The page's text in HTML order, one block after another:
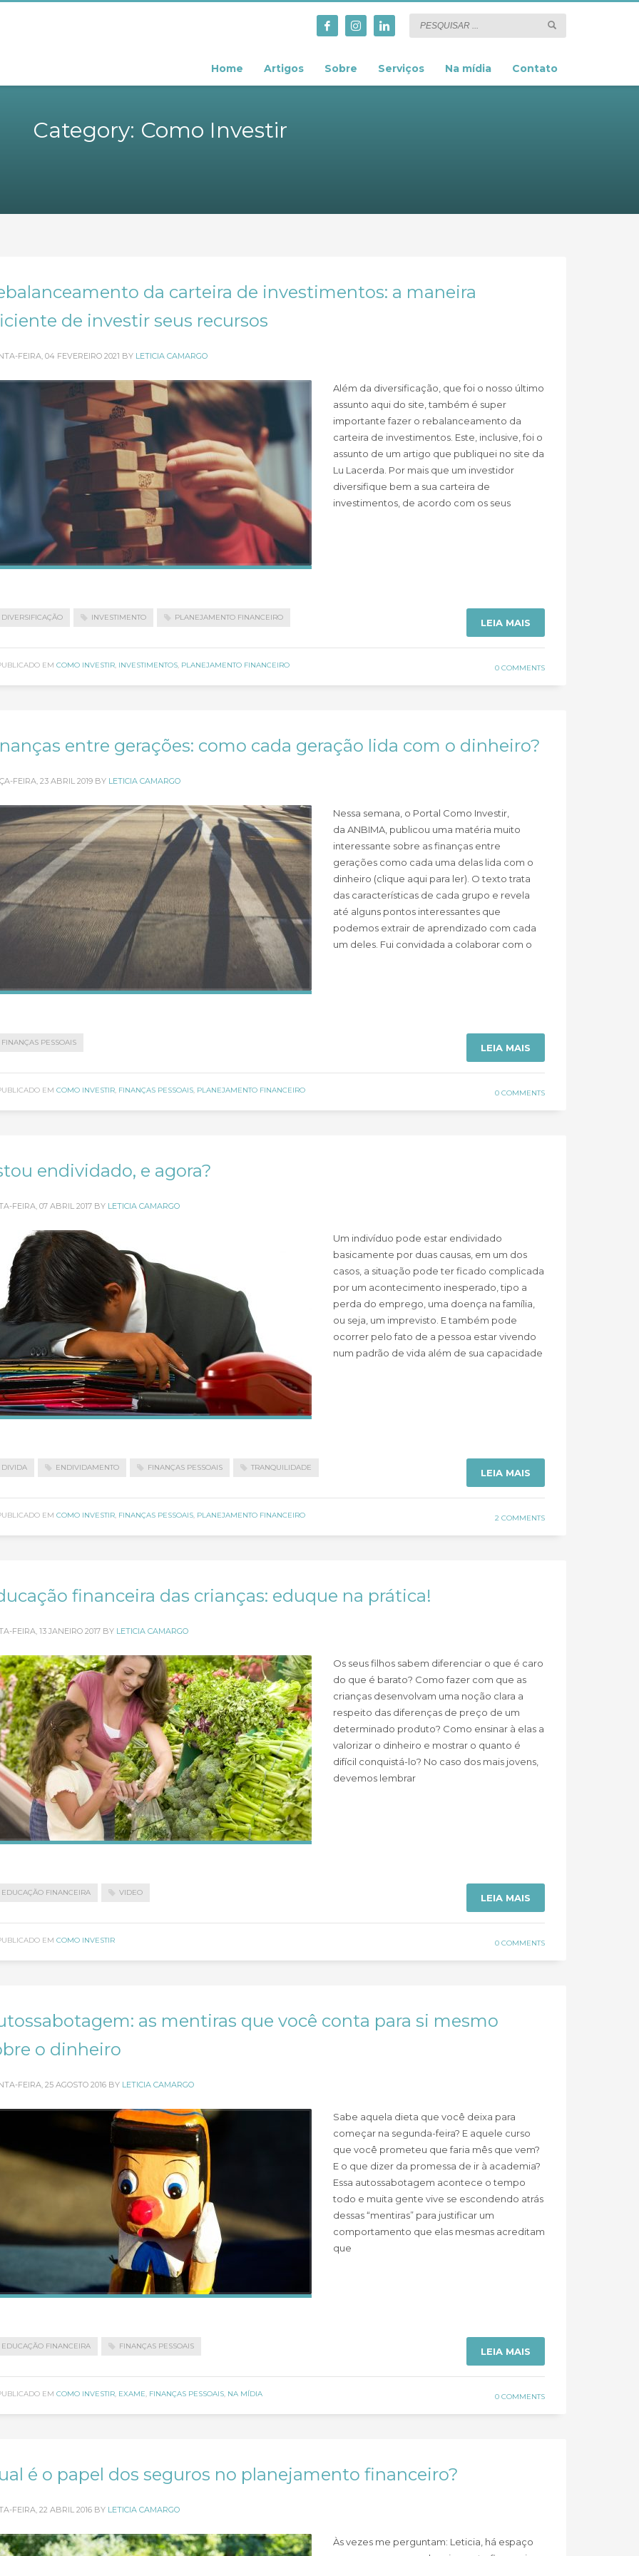
Home Artigos Sobre Serviços Na mídia Contato
Category: Como Investir
da carteira de investimentos: a maneira
de investir seus recursos
FEIRA, 04 FEVEREIRO 2021 BY LETICIA CAMARGO
Além da diversificação, que foi o nosso último
assunto aqui do site, também é super
importante fazer o rebalanceamento da
carteira de investimentos. Este, inclusive, foi o
assunto de um artigo que publiquei no site da
Lu Lacerda. Por mais que um investidor
diversifique bem a sua carteira de
investimentos, de acordo com os seus
DIVERSIFICAÇÃO INVESTIMENTO PLANEJAMENTO FINANCEIRO LEIA MAIS
EM COMO INVESTIR, INVESTIMENTOS, PLANEJAMENTO FINANCEIRO 0 COMMENTS
entre gerações: como cada geração lida com o dinheiro?
FEIRA, 23 ABRIL 2019 BY LETICIA CAMARGO
Nessa semana, o Portal Como Investir,
da ANBIMA, publicou uma matéria muito
interessante sobre as finanças entre
gerações como cada uma delas lida com o
dinheiro (clique aqui para ler). O texto trata
das características de cada grupo e revela
até alguns pontos interessantes que
podemos extrair de aprendizado com cada
um deles. Fui convidada a colaborar com o
FINANÇAS PESSOAIS LEIA MAIS
EM COMO INVESTIR, FINANÇAS PESSOAIS, PLANEJAMENTO FINANCEIRO 0 COMMENTS
endividado, e agora?
FEIRA, 07 ABRIL 2017 BY LETICIA CAMARGO
Um indivíduo pode estar endividado
basicamente por duas causas, em um dos
casos, a situação pode ter ficado complicada
por um acontecimento inesperado, tipo a
perda do emprego, uma doença na família,
ou seja, um imprevisto. E também pode
ocorrer pelo fato de a pessoa estar vivendo
num padrão de vida além de sua capacidade
DIVIDA ENDIVIDAMENTO FINANÇAS PESSOAIS TRANQUILIDADE LEIA MAIS
EM COMO INVESTIR, FINANÇAS PESSOAIS, PLANEJAMENTO FINANCEIRO 2 COMMENTS
financeira das crianças: eduque na prática!
FEIRA, 13 JANEIRO 2017 BY LETICIA CAMARGO
Os seus filhos sabem diferenciar o que é caro
do que é barato? Como fazer com que as
crianças desenvolvam uma noção clara a
respeito das diferenças de preço de um
determinado produto? Como ensinar à elas a
valorizar o dinheiro e mostrar o quanto é
difícil conquistá-lo? No caso dos mais jovens,
devemos lembrar
EDUCAÇÃO FINANCEIRA VIDEO LEIA MAIS
EM COMO INVESTIR 0 COMMENTS
as mentiras que você conta para si mesmo
o dinheiro
FEIRA, 25 AGOSTO 2016 BY LETICIA CAMARGO
Sabe aquela dieta que você deixa para
começar na segunda-feira? E aquele curso
que você prometeu que faria mês que vem?
E o que dizer da promessa de ir à academia?
Essa autossabotagem acontece o tempo
todo e muita gente vive se escondendo atrás
dessas “mentiras” para justificar um
comportamento que elas mesmas acreditam
que
EDUCAÇÃO FINANCEIRA FINANÇAS PESSOAIS LEIA MAIS
EM COMO INVESTIR, EXAME, FINANÇAS PESSOAIS, NA MÍDIA 0 COMMENTS
é o papel dos seguros no planejamento financeiro?
FEIRA, 22 ABRIL 2016 BY LETICIA CAMARGO
Às vezes me perguntam: Leticia, há espaço